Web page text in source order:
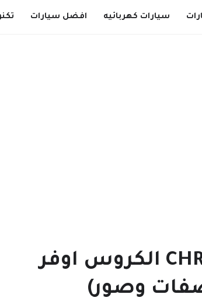
سيارات كهربائيه افضل سيارات
تويوتا CHR 2021 GR Sport الكروس اوفر
وصور)